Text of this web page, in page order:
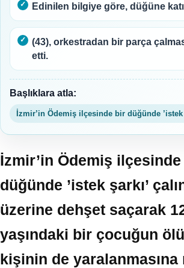
Edinilen bilgiye göre, düğüne
(43), orkestradan bir parça
etti.
Başlıklara atla:
İzmir’in Ödemiş ilçesinde bir düğünde ’istek
İzmir’in Ödemiş
düğünde ’istek şarkı’
üzerine dehşet saçarak
yaşındaki bir çocuğun
kişinin de yaralanmasına